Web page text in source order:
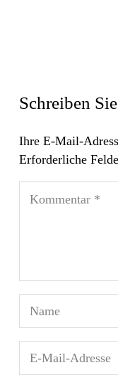
Schreiben
Ihre E-Mail-
Erforderliche